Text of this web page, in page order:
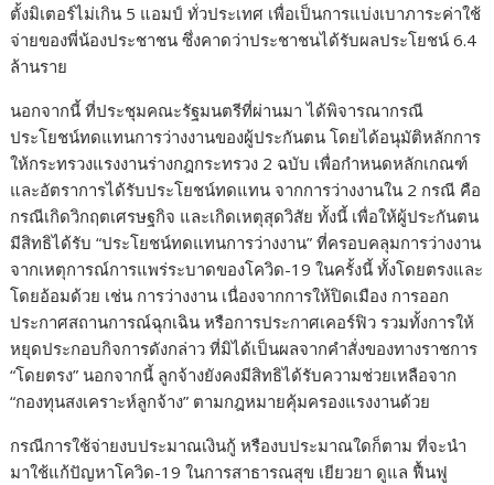
ตั้งมิเตอร์ไม่เกิน 5 แอมป์ ทั่วประเทศ เพื่อเป็นการแบ่งเบาภาระค่าใช้
จ่ายของพี่น้องประชาชน ซึ่งคาดว่าประชาชนได้รับผลประโยชน์ 6.4
ล้านราย
นอกจากนี้ ที่ประชุมคณะรัฐมนตรีที่ผ่านมา ได้พิจารณากรณี
ประโยชน์ทดแทนการว่างงานของผู้ประกันตน โดยได้อนุมัติหลักการ
ให้กระทรวงแรงงานร่างกฎกระทรวง 2 ฉบับ เพื่อกำหนดหลักเกณฑ์
และอัตราการได้รับประโยชน์ทดแทน จากการว่างงานใน 2 กรณี คือ
กรณีเกิดวิกฤตเศรษฐกิจ และเกิดเหตุสุดวิสัย ทั้งนี้ เพื่อให้ผู้ประกันตน
มีสิทธิได้รับ “ประโยชน์ทดแทนการว่างงาน” ที่ครอบคลุมการว่างงาน
จากเหตุการณ์การแพร่ระบาดของโควิด-19 ในครั้งนี้ ทั้งโดยตรงและ
โดยอ้อมด้วย เช่น การว่างงาน เนื่องจากการให้ปิดเมือง การออก
ประกาศสถานการณ์ฉุกเฉิน หรือการประกาศเคอร์ฟิว รวมทั้งการให้
หยุดประกอบกิจการดังกล่าว ที่มิได้เป็นผลจากคำสั่งของทางราชการ
“โดยตรง” นอกจากนี้ ลูกจ้างยังคงมีสิทธิได้รับความช่วยเหลือจาก
“กองทุนสงเคราะห์ลูกจ้าง” ตามกฎหมายคุ้มครองแรงงานด้วย
กรณีการใช้จ่ายงบประมาณเงินกู้ หรืองบประมาณใดก็ตาม ที่จะนำ
มาใช้แก้ปัญหาโควิด-19 ในการสาธารณสุข เยียวยา ดูแล ฟื้นฟู